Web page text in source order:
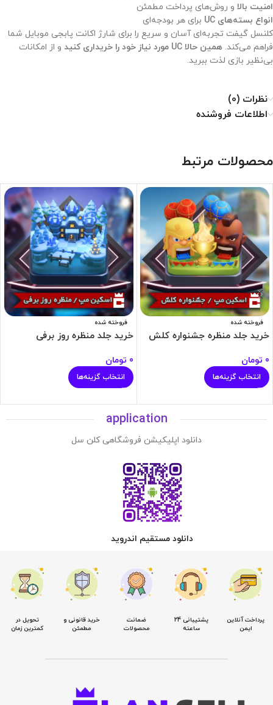
امنیت بالا و روش‌های پرداخت مطمئن
انواع بسته‌های UC
برای هر بودجه‌ای
کلنسل گیفت تجربه‌ای آسان و سریع را برای شارژ اکانت پابجی موبایل شما
فراهم می‌کند. همین حالا UC مورد نیاز خود را خریداری کنید
و از امکانات
بی‌نظیر بازی لذت ببرید.
نظرات (0)
اطلاعات فروشنده
محصولات مرتبط
فروخته شده
خرید جلد منظره جشنواره کلش
0 تومان
انتخاب گزینه‌ها
فروخته شده
خرید جلد منظره روز برفی
0 تومان
انتخاب گزینه‌ها
application
دانلود اپلیکیشن فروشگاهی کلن سل
دانلود مستقیم اندروید
پرداخت آنلاین
ایمن
پشتیبانی 24
ساعته
ضمانت
محصولات
خرید قانونی و
مطمئن
تحویل در
کمترین زمان